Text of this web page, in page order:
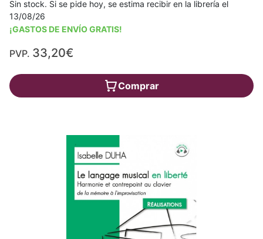
Sin stock. Si se pide hoy, se estima recibir en la librería el
13/08/26
¡GASTOS DE ENVÍO GRATIS!
PVP. 33,20€
Comprar